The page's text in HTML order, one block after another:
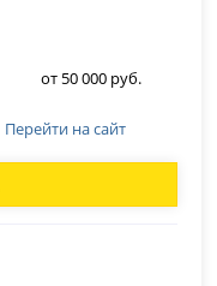
от 50 000 руб.
Перейти на сайт